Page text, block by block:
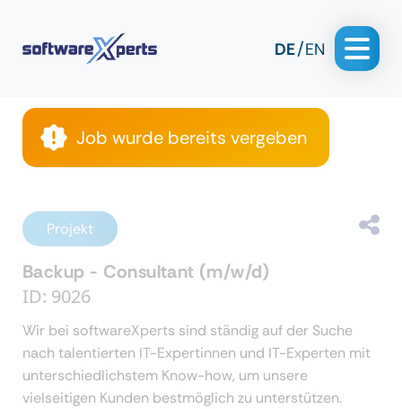
DE EN
Job wurde bereits vergeben
Projekt
Backup - Consultant (m/w/d)
ID: 9026
Wir bei softwareXperts sind ständig auf der Suche
nach talentierten IT-Expertinnen und IT-Experten mit
unterschiedlichstem Know-how, um unsere
vielseitigen Kunden bestmöglich zu unterstützen.